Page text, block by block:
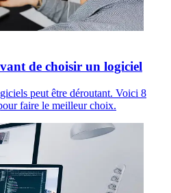
de choisir un logiciel
peut être déroutant. Voici 8
faire le meilleur choix.